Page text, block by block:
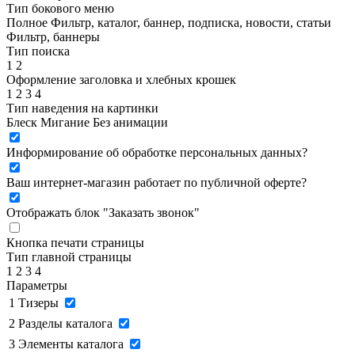
Тип бокового меню
Полное Фильтр, каталог, баннер, подписка, новости, статьи
Фильтр, баннеры
Тип поиска
1 2
Оформление заголовка и хлебных крошек
1 2 3 4
Тип наведения на картинки
Блеск Мигание Без анимации
Информирование об обработке персональных данных?
Ваш интернет-магазин работает по публичной оферте?
Отображать блок "Заказать звонок"
Кнопка печати страницы
Тип главной страницы
1 2 3 4
Параметры
1 Тизеры
2 Разделы каталога
3 Элементы каталога